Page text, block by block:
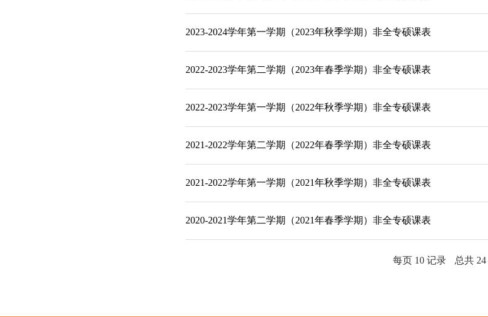
2023-2024学年第一学期（2023年秋季学期）非全专硕课表
2022-2023学年第二学期（2023年春季学期）非全专硕课表
2022-2023学年第一学期（2022年秋季学期）非全专硕课表
2021-2022学年第二学期（2022年春季学期）非全专硕课表
2021-2022学年第一学期（2021年秋季学期）非全专硕课表
2020-2021学年第二学期（2021年春季学期）非全专硕课表
每页 10 记录 总共 24